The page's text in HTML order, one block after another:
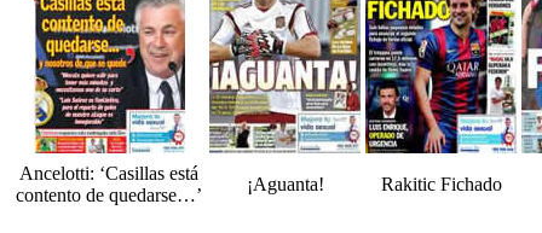
Ancelotti: ‘Casillas está
contento de quedarse…’
¡Aguanta! Rakitic Fichado